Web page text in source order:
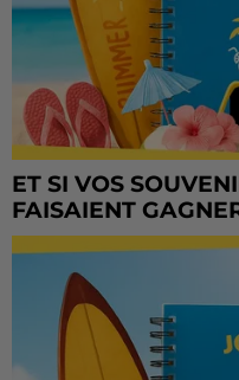
ET SI VOS
FAISAIENT